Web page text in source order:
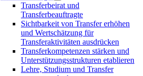
Transferbeirat und
Transferbeauftragte
Sichtbarkeit von Transfer erhöhen
und Wertschätzung für
Transferaktivitäten ausdrücken
Transferkompetenzen stärken und
Unterstützungsstrukturen etablieren
Lehre, Studium und Transfer